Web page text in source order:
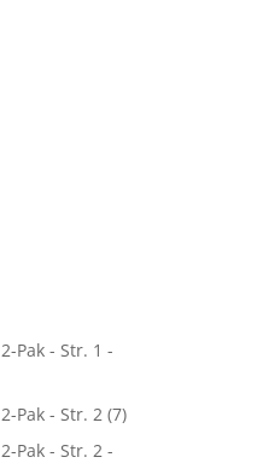
Pak - Str. 1 -
Pak - Str. 2 (7)
Pak - Str. 2 -